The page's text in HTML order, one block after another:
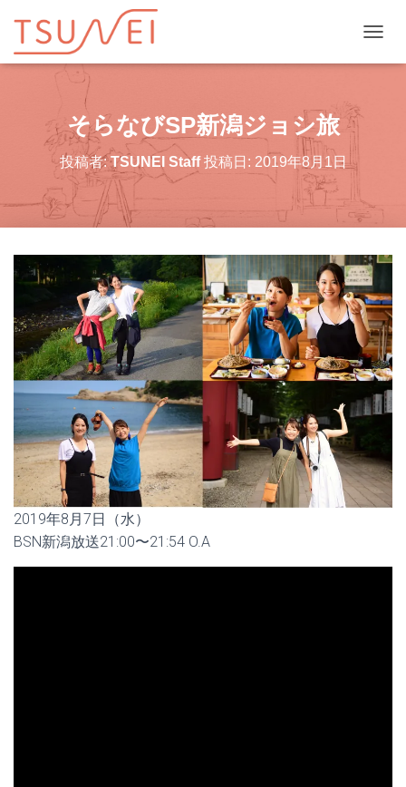
そらなびSP新潟ジョシ旅
投稿者:TSUNEI Staff投稿日: 2019年8月1日
2019年8月7日（水）
BSN新潟放送21:00〜21:54 O.A